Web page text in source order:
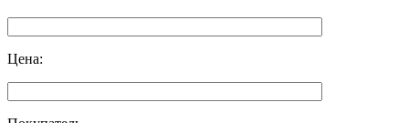
Цена: